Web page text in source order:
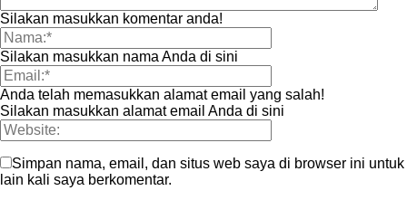
Silakan masukkan komentar anda!
Silakan masukkan nama Anda di sini
Anda telah memasukkan alamat email yang salah!
Silakan masukkan alamat email Anda di sini
Simpan nama, email, dan situs web saya di browser ini untuk
lain kali saya berkomentar.